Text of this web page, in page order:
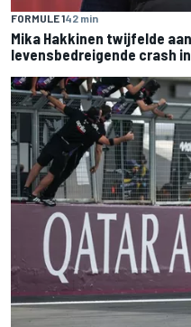
FORMULE 142 min
Mika Hakkinen twijfelde
levensbedreigende crash in